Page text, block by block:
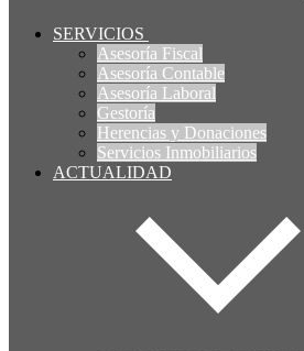
SERVICIOS
Asesoría Fiscal
Asesoría Contable
Asesoría Laboral
Gestoría
Herencias y Donaciones
Servicios Inmobiliarios
ACTUALIDAD